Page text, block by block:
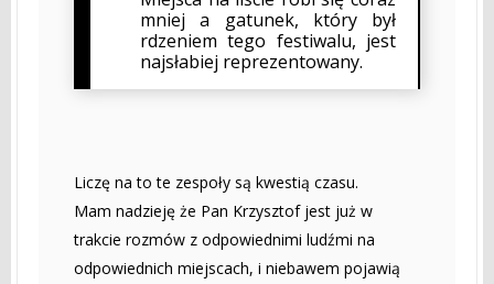
mniej a gatunek, który był
rdzeniem tego festiwalu, jest
najsłabiej reprezentowany.
Liczę na to te zespoły są kwestią czasu.
Mam nadzieję że Pan Krzysztof jest już w
trakcie rozmów z odpowiednimi ludźmi na
odpowiednich miejscach, i niebawem pojawią